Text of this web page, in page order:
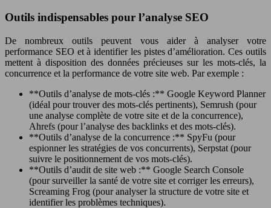
Outils indispensables pour l’analyse SEO
De nombreux outils peuvent vous aider à analyser votre
performance SEO et à identifier les pistes d’amélioration. Ces outils
mettent à disposition des données précieuses sur les mots-clés, la
concurrence et la performance de votre site web. Par exemple :
**Outils d’analyse de mots-clés :** Google Keyword Planner
(idéal pour trouver des mots-clés pertinents), Semrush (pour
une analyse complète de votre site et de la concurrence),
Ahrefs (pour l’analyse des backlinks et des mots-clés).
**Outils d’analyse de la concurrence :** SpyFu (pour
espionner les stratégies de vos concurrents), Serpstat (pour
suivre le positionnement de vos mots-clés).
**Outils d’audit de site web :** Google Search Console
(pour surveiller la santé de votre site et corriger les erreurs),
Screaming Frog (pour analyser la structure de votre site et
identifier les problèmes techniques).